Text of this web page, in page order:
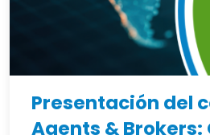
Presentación del
Agents & Brokers: